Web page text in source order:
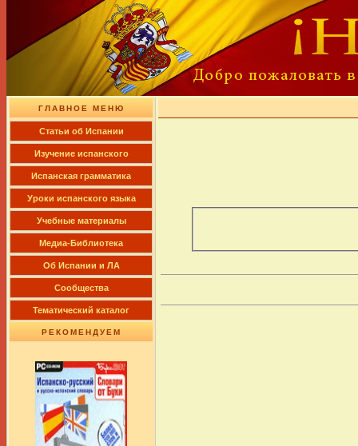
ГЛАВНОЕ МЕНЮ
Cтатьи об Испании
Изучение испанского
Испанская грамматика
Уроки испанского языка
Учебные материалы
Медиа-Библиотека
Об Испании и ЛА
Сообщества
Тематический каталог
РЕКОМЕНДУЕМ